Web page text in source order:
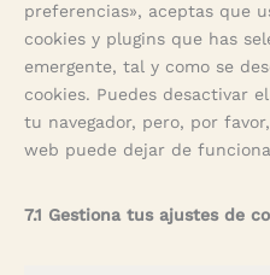
preferencias», aceptas que
cookies y plugins que has
emergente, tal y como se
cookies. Puedes desactivar
tu navegador, pero, por
web puede dejar de
7.1 Gestiona tus ajustes de